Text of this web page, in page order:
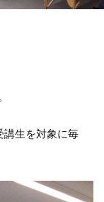
講生を対象に毎